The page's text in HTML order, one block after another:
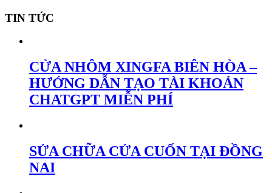
TIN TỨC
CỬA NHÔM XINGFA BIÊN HÒA –
HƯỚNG DẪN TẠO TÀI KHOẢN
CHATGPT MIỄN PHÍ
SỬA CHỮA CỬA CUỐN TẠI ĐỒNG
NAI